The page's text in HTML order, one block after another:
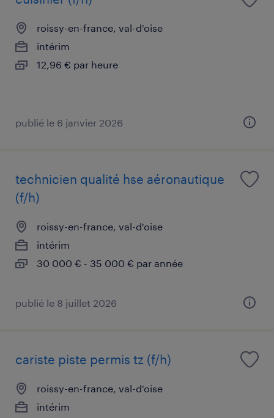
roissy-en-france, val-d'oise
intérim
12,96 € par heure
publié le 6 janvier 2026
technicien qualité hse aéronautique
(f/h)
roissy-en-france, val-d'oise
intérim
30 000 € - 35 000 € par année
publié le 8 juillet 2026
cariste piste permis tz (f/h)
roissy-en-france, val-d'oise
intérim